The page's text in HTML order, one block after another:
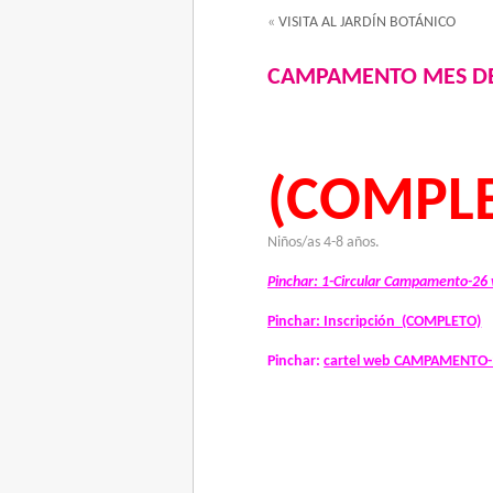
«VISITA AL JARDÍN BOTÁNICO
CAMPAMENTO MES
Niños/as 4-8 años.
Pinchar: 1-Circular Campamento-26
Pinchar: Inscripción (COMPLETO)
Pinchar:cartel web